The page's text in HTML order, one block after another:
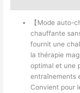
【Mode auto-
chauffante
fournit une
la thérapie
optimal et une
entraînements
Convient pour